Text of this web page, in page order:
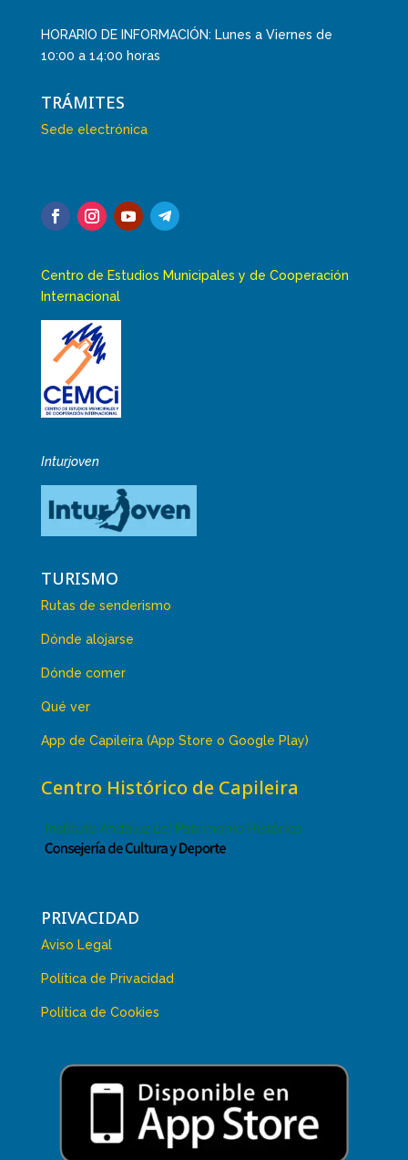
HORARIO DE INFORMACIÓN: Lunes a Viernes de
10:00 a 14:00 horas
TRÁMITES
Sede electrónica
Centro de Estudios Municipales y de Cooperación
Internacional
Inturjoven
TURISMO
Rutas de senderismo
Dónde alojarse
Dónde comer
Qué ver
App de Capileira (App Store o Google Play)
Centro Histórico de Capileira
PRIVACIDAD
Aviso Legal
Política de Privacidad
Política de Cookies